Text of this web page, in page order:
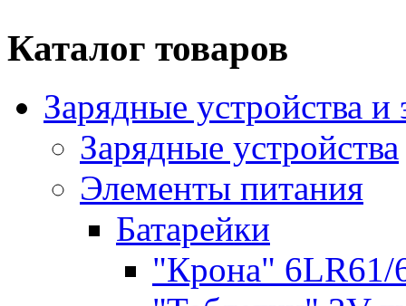
Каталог товаров
Зарядные устройства
Зарядные устройства
Элементы питания
Батарейки
"Крона" 6LR61/